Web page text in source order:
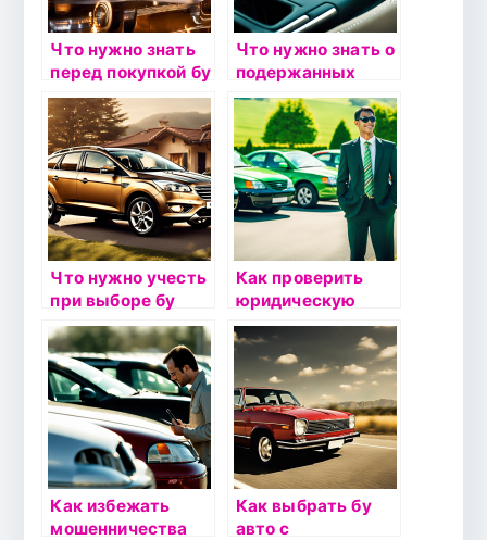
Что нужно знать
перед покупкой бу
автомобиля:
секреты
экспертов
Что нужно знать о
подержанных
автомобилях с
автоматической
коробкой передач
Что нужно учесть
при выборе бу
авто для семьи:
безопасность и
комфорт
Как проверить
юридическую
чистоту
подержанного
автомобиля перед
покупкой
Как избежать
мошенничества
Как выбрать бу
авто с